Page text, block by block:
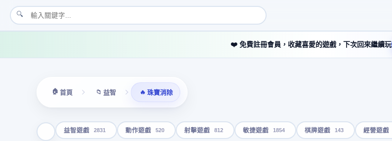
🔍
❤️ 免費註冊會員，收藏喜愛的遊戲，下次回來繼續玩
🏠 首頁 📁 益智 🔥 珠寶消除
益智遊戲 2831 動作遊戲 520 射擊遊戲 812 敏捷遊戲 1854 棋牌遊戲 143 經營遊戲